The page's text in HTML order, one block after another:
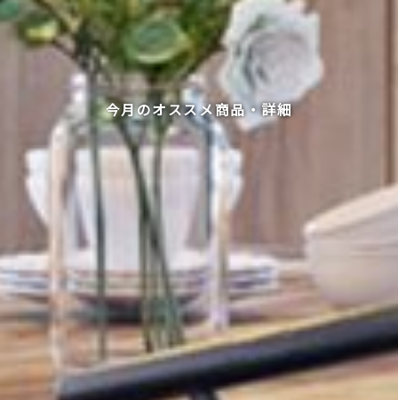
今月のオススメ商品・詳細